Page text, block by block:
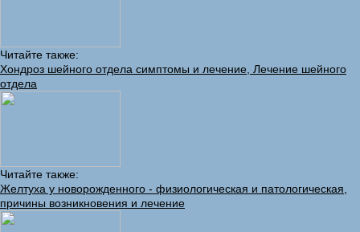
Читайте также:
Хондроз шейного отдела симптомы и лечение, Лечение шейного
отдела
Читайте также:
Желтуха у новорожденного - физиологическая и патологическая,
причины возникновения и лечение